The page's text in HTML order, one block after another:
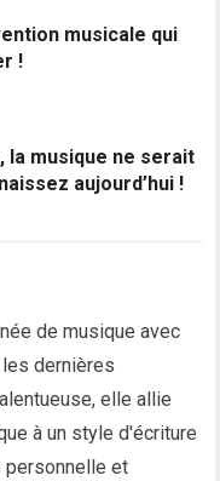
musicale qui
!
la musique ne serait
aujourd’hui !
de musique avec
dernières
elle allie
à un style d'écriture
personnelle et